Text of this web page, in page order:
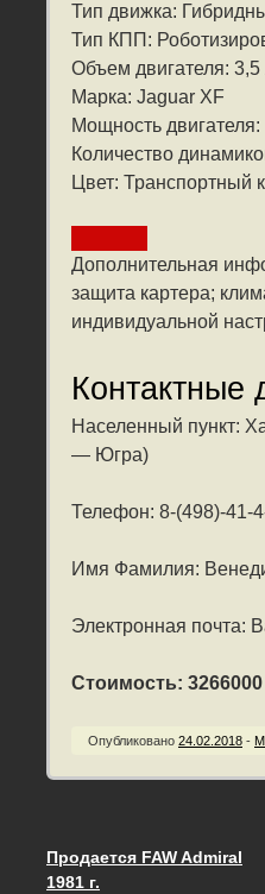
Тип движка:
Тип КПП:
Объем двигателя: 3,5
Марка: Jaguar XF
Мощность двигателя:
Количество
Цвет: Транспортный
Дополнительная
защита картера;
индивидуальной
Контактные
Населенный пункт:
— Югра)
Телефон: 8-(498)-41-
Имя Фамилия:
Электронная почта:
Стоимость: 3266000
Опубликовано 24.02.2018 -
Запись
Продается FAW Admiral
1981 г.